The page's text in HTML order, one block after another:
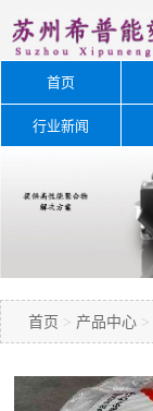
首页
行业新闻
首页 > 产品中心 >